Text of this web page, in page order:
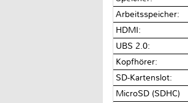
Arbeitsspeicher:
HDMI:
UBS 2.0:
Kopfhörer:
SD-Kartenslot:
MicroSD (SDHC)